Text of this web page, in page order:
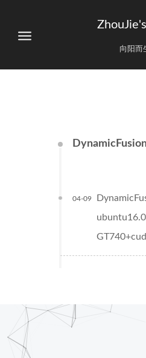
向阳而
04-09